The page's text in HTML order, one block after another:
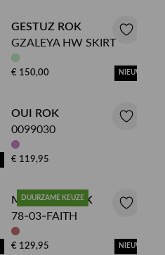
GESTUZ ROK
GZALEYA HW SKIRT
€ 150,00 NIEUW
OUI ROK
0099030
€ 119,95
DUURZAME KEUZE
MOSCOW ROK
78-03-FAITH
€ 129,95 NIEUW